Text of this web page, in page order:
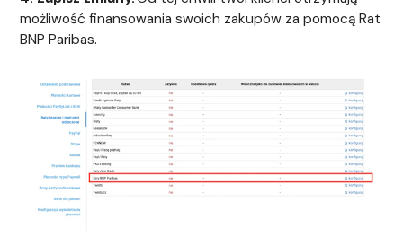
możliwość finansowania swoich zakupów za pomocą Rat
BNP Paribas.